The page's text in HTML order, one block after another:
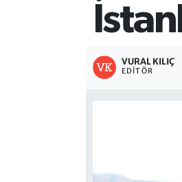
VURAL KILIÇ
EDITÖR